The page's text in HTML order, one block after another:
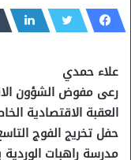
علاء حمدي
رعى مفوض الشؤون
العقبة الاقتصادية
حفل تخريج الفوج
مدرسة راهبات الوردية